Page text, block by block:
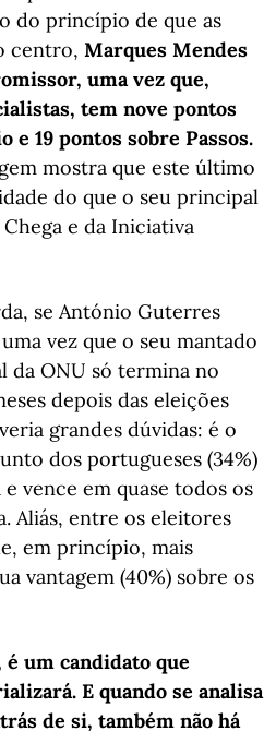
do princípio de que as
centro, Marques Mendes
uma vez que,
tem nove pontos
e 19 pontos sobre Passos.
mostra que este último
do que o seu principal
e da Iniciativa
se António Guterres
vez que o seu mantado
da ONU só termina no
depois das eleições
grandes dúvidas: é o
dos portugueses (34%)
vence em quase todos os
Aliás, entre os eleitores
em princípio, mais
vantagem (40%) sobre os
um candidato que
E quando se analisa
de si, também não há